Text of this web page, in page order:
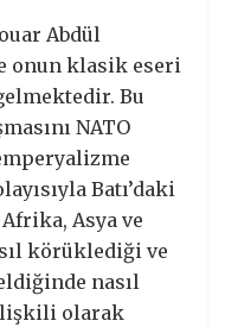
Abdül
onun klasik eseri
Bu
NATO
Batı’daki
Afrika, Asya ve
körüklediği ve
nasıl
olarak